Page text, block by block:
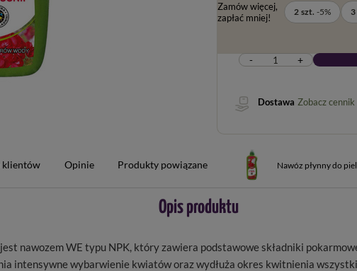
Zamów więcej,
zapłać mniej!
2 szt. -5% 3
- +
Dostawa Zobacz cennik
klientów Opinie Produkty powiązane Nawóz płynny do
Opis produktu
nawozem WE typu NPK, który zawiera podstawowe składniki
intensywne wybarwienie kwiatów oraz wydłuża okres kwitnienia